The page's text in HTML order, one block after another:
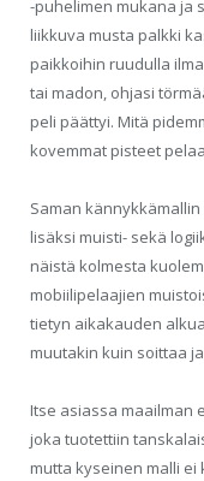
-puhelimen mukana ja
liikkuva musta palkki
paikkoihin ruudulla
tai madon, ohjasi
peli päättyi. Mitä
kovemmat pisteet
Saman
lisäksi muisti- sekä
näistä kolmesta
mobiilipelaajien
tietyn aikakauden
muutakin kuin soittaa
Itse asiassa maailman
joka tuotettiin
mutta kyseinen malli